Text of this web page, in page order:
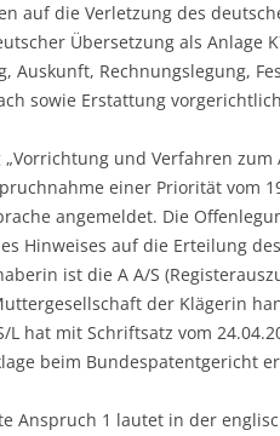
auf die Verletzung des
Übersetzung als Anlage
Auskunft, Rechnungslegung,
sowie Erstattung
und Verfahren
einer Priorität vom
angemeldet. Die
Hinweises auf die Erteilung
ist die A A/S
der Klägerin
hat mit Schriftsatz vom
beim Bundespatentgericht
Anspruch 1 lautet in der